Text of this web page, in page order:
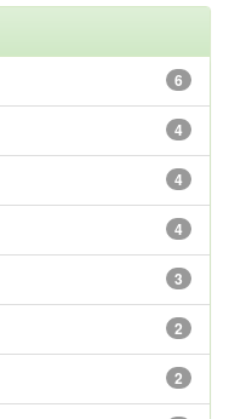
6
4
4
4
3
2
2